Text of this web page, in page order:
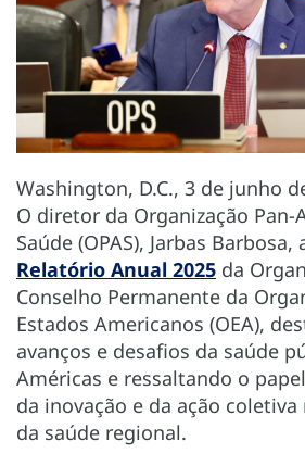
Washington, D.C., 3 de junho
O diretor da Organização Pan-
Saúde (OPAS), Jarbas
Relatório Anual 2025 da
Conselho Permanente da
Estados Americanos (OEA),
avanços e desafios da saúde
Américas e ressaltando o
da inovação e da ação
da saúde regional.